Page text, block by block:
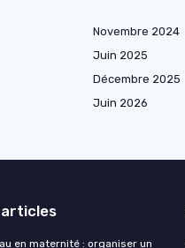
Novembre 2024
Juin 2025
Décembre 2025
Juin 2026
articles
en maternité : organiser un